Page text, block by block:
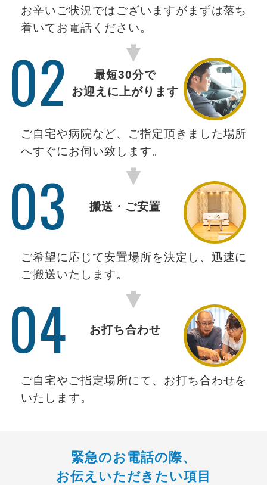
お辛いご状況ではございますがまずは落ち
着いてお電話ください。
02
最短30分で
お迎えに上がります
ご自宅や病院など、ご指定頂きました場所
へすぐにお伺い致します。
03 搬送・ご安置
ご希望に応じて安置場所を決定し、迅速に
ご搬送いたします。
04 お打ち合わせ
ご自宅やご指定場所にて、お打ち合わせを
いたします。
緊急のお電話の際、
お伝えいただきたい項目